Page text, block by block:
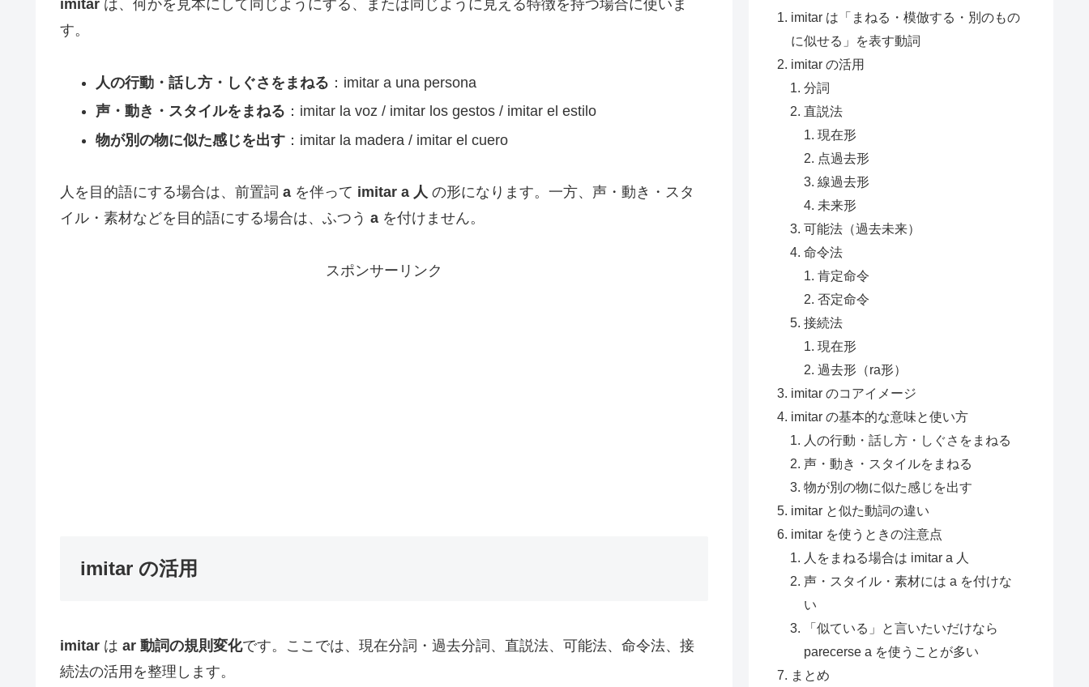
imitar は、何かを見本にして同じようにする、または同じように見える特徴を持つ場合に使いま
す。
人の行動・話し方・しぐさをまねる ：imitar a una persona
声・動き・スタイルをまねる ：imitar la voz / imitar los gestos / imitar el estilo
物が別の物に似た感じを出す：imitar la madera / imitar el cuero
人を目的語にする場合は、前置詞 a を伴って imitar a 人 の形になります。一方、声・動き・スタ
イル・素材などを目的語にする場合は、ふつう a を付けません。
スポンサーリンク
imitar の活用
imitar は ar 動詞の規則変化です。ここでは、現在分詞・過去分詞、直説法、可能法、命令法、接
続法の活用を整理します。
imitar は「まねる・模倣する・別のもの
に似せる」を表す動詞
imitar の活用
分詞
直説法
現在形
点過去形
線過去形
未来形
可能法（過去未来）
命令法
肯定命令
否定命令
接続法
現在形
過去形（ra形）
imitar のコアイメージ
imitar の基本的な意味と使い方
人の行動・話し方・しぐさをまねる
声・動き・スタイルをまねる
物が別の物に似た感じを出す
imitar と似た動詞の違い
imitar を使うときの注意点
人をまねる場合は imitar a 人
声・スタイル・素材には a を付けな
い
「似ている」と言いたいだけなら
parecerse a を使うことが多い
まとめ